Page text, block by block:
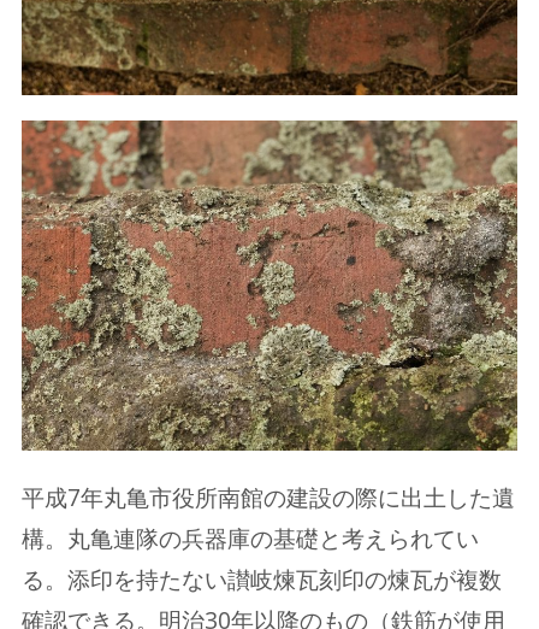
平成7年丸亀市役所南館の建設の際に出土した遺
構。丸亀連隊の兵器庫の基礎と考えられてい
る。添印を持たない讃岐煉瓦刻印の煉瓦が複数
確認できる。明治30年以降のもの（鉄筋が使用